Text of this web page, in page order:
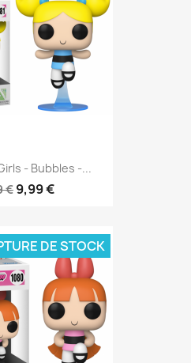
- Bubbles -...
€ 9,99 €
DE STOCK